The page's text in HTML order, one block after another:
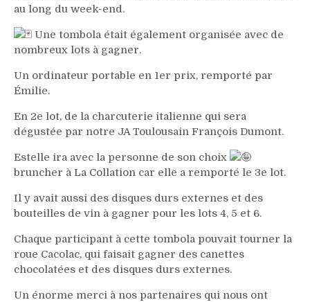
au long du week-end.
Une tombola était également organisée avec de
nombreux lots à gagner.
Un ordinateur portable en 1er prix, remporté par
Émilie.
En 2e lot, de la charcuterie italienne qui sera
dégustée par notre JA Toulousain François Dumont.
Estelle ira avec la personne de son choix
bruncher à La Collation car elle a remporté le 3e lot.
Il y avait aussi des disques durs externes et des
bouteilles de vin à gagner pour les lots 4, 5 et 6.
Chaque participant à cette tombola pouvait tourner la
roue Cacolac, qui faisait gagner des canettes
chocolatées et des disques durs externes.
Un énorme merci à nos partenaires qui nous ont